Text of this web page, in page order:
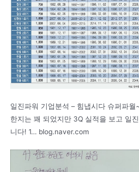
일진파워 기업분석 – 힘냅시다 슈퍼파
한지는 꽤 되었지만 3Q 실적을 보고 일
니다! 1… blog.naver.com